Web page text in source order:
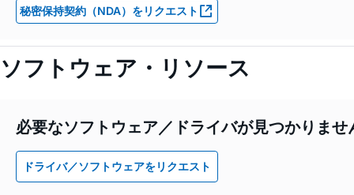
秘密保持契約（NDA）をリクエスト
ソフトウェア・リソース
必要なソフトウェア／ドライバが見つかりませ
ドライバ／ソフトウェアをリクエスト